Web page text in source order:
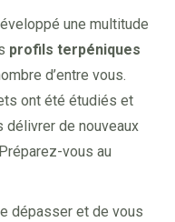
une multitude
profils terpéniques
d’entre vous.
ont été étudiés et
délivrer de nouveaux
vous au
dépasser et de vous